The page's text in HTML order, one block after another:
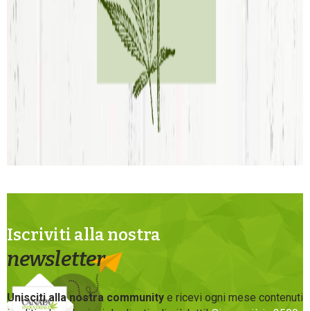
Iscriviti alla nostra
newsletter
Unisciti alla nostra community e ricevi ogni mese contenuti